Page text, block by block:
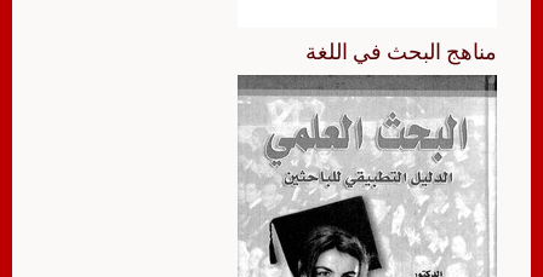
مناهج البحث في اللغة